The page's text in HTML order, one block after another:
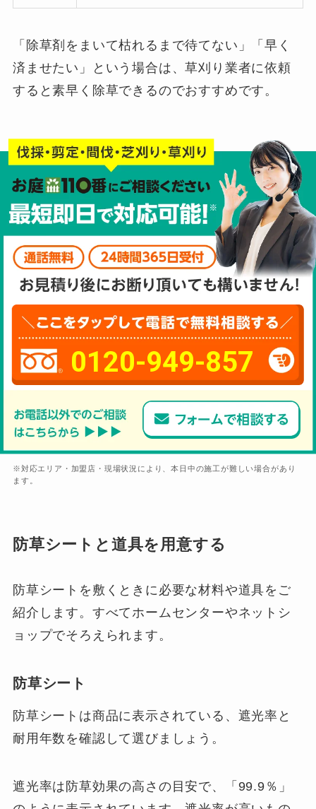
「除草剤をまいて枯れるまで待てない」「早く
済ませたい」という場合は、草刈り業者に依頼
すると素早く除草できるのでおすすめです。
0120-949-857
※対応エリア・加盟店・現場状況により、本日中の施工が難しい場合があり
ます。
防草シートと道具を用意する
防草シートを敷くときに必要な材料や道具をご
紹介します。すべてホームセンターやネットシ
ョップでそろえられます。
防草シート
防草シートは商品に表示されている、遮光率と
耐用年数を確認して選びましょう。
遮光率は防草効果の高さの目安で、「99.9％」